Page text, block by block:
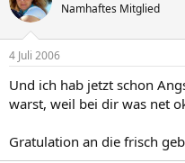
Namhaftes Mitglied
4 Juli 2006
Und ich hab jetzt schon
warst, weil bei dir was net
Gratulation an die frisch